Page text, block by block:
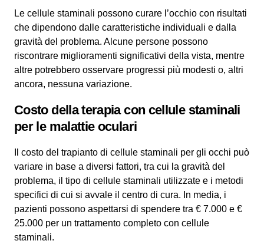
Le cellule staminali possono curare l’occhio con risultati
che dipendono dalle caratteristiche individuali e dalla
gravità del problema. Alcune persone possono
riscontrare miglioramenti significativi della vista, mentre
altre potrebbero osservare progressi più modesti o, altri
ancora, nessuna variazione.
Costo della terapia con cellule staminali
per le malattie oculari
Il costo del trapianto di cellule staminali per gli occhi può
variare in base a diversi fattori, tra cui la gravità del
problema, il tipo di cellule staminali utilizzate e i metodi
specifici di cui si avvale il centro di cura. In media, i
pazienti possono aspettarsi di spendere tra € 7.000 e €
25.000 per un trattamento completo con cellule
staminali.